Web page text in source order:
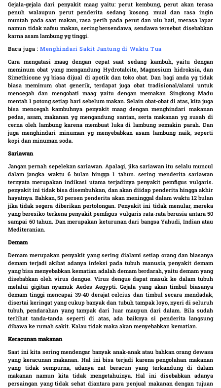
Gejala-gejala dari penyakit maag yaitu: perut kembung, perut akan terasa
penuh walaupun perut penderita sedang kosong. mual dan rasa ingin
muntah pada saat makan, rasa perih pada perut dan ulu hati, merasa lapar
namun tidak nafsu makan, sering bersendawa, sendawa tersebut disebabkan
karna asam lambung yg tinggi.
Baca juga :Menghindari Sakit Jantung di Waktu Tua
Cara mengatasi maag dengan cepat saat sedang kambuh, yaitu dengan
meminum obat yang mengandung Hydrotalcite, Magnesium hidroksia, dan
Simethicone yg biasa dijual di apotik dan toko obat. Dan bagi anda yg tidak
biasa meminum obat generik, terdapat juga obat tradisional/alami untuk
mencegah dan mengobati maag yaitu dengan memakan Singkong Madu
mentah 1 potong setiap hari sebelum makan. Selain obat-obat di atas, kita juga
bisa mencegah kambuhnya penyakit maag dengan menghindari makanan
pedas, asam, makanan yg mengandung santan, serta makanan yg susah di
cerna oleh lambung karena membuat luka di lambung semakin parah. Dan
juga menghindari minuman yg menyebabkan asam lambung naik, seperti
kopi dan minuman soda.
Sariawan
Jangan pernah sepelekan sariawan. Apalagi, jika sariawan itu selalu muncul
dalam jangka waktu 6 bulan hingga 1 tahun. sering menderita sariawan
ternyata merupakan indikasi utama terjadinya penyakit pemfigus vulgaris.
penyakit ini tidak bisa disembuhkan, dan akan diidap penderita hingga akhir
hayatnya. Bahkan, 50 persen penderita akan meninggal dalam waktu 12 bulan
jika tidak segera diberikan pertolongan. Penyakit ini tidak menular, mereka
yang beresiko terkena penyakit pemfigus vulgaris rata-rata berusia antara 50
sampai 60 tahun. Dan merupakan keturunan dari bangsa Yahudi, Indian atau
Mediteranian.
Demam
Demam merupakan penyakit yang sering dialami setiap orang dan biasanya
demam terjadi akibat adanya infeksi pada tubuh manusia, penyakit demam
yang bisa menyebabkan kematian adalah demam berdarah, yaitu demam yang
disebabkan oleh virus dengue. Virus dengue dapat masuk ke dalam tubuh
melalui gigitan nyamuk Aedes Aegypti. Gejala yang akan timbul biasanya
demam tinggi mencapai 39-40 derajat celcius dan timbul secara mendadak,
disertai keringat yang cukup banyak dan tubuh tampak loyo, nyeri di seluruh
tubuh, pendarahan yang tampak dari luar maupun dari dalam. Bila sudah
terlihat tanda-tanda seperti di atas, ada baiknya si penderita langsung
dibawa ke rumah sakit. Kalau tidak maka akan menyebabkan kematian.
Keracunan makanan
Saat ini kita sering mendengar banyak anak-anak atau bahkan orang dewasa
yang keracunan makanan. Hal ini bisa terjadi karena pengolahan makanan
yang tidak sempurna, adanya zat beracun yang terkandung di dalam
makanan namun kita tidak mengetahuinya. Hal ini disebabkan adanya
persaingan yang tidak sehat diantara para penjual makanan dengan tujuan